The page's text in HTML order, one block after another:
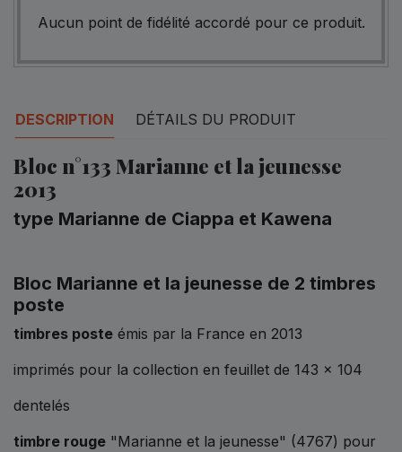
Aucun point de fidélité accordé pour ce produit.
DESCRIPTION DÉTAILS DU PRODUIT
Bloc n°133 Marianne et la jeunesse
2013
type Marianne de Ciappa et Kawena
Bloc Marianne et la jeunesse de 2 timbres
poste
timbres poste émis par la France en 2013
imprimés pour la collection en feuillet de 143 x 104
dentelés
timbre rouge "Marianne et la jeunesse" (4767) pour